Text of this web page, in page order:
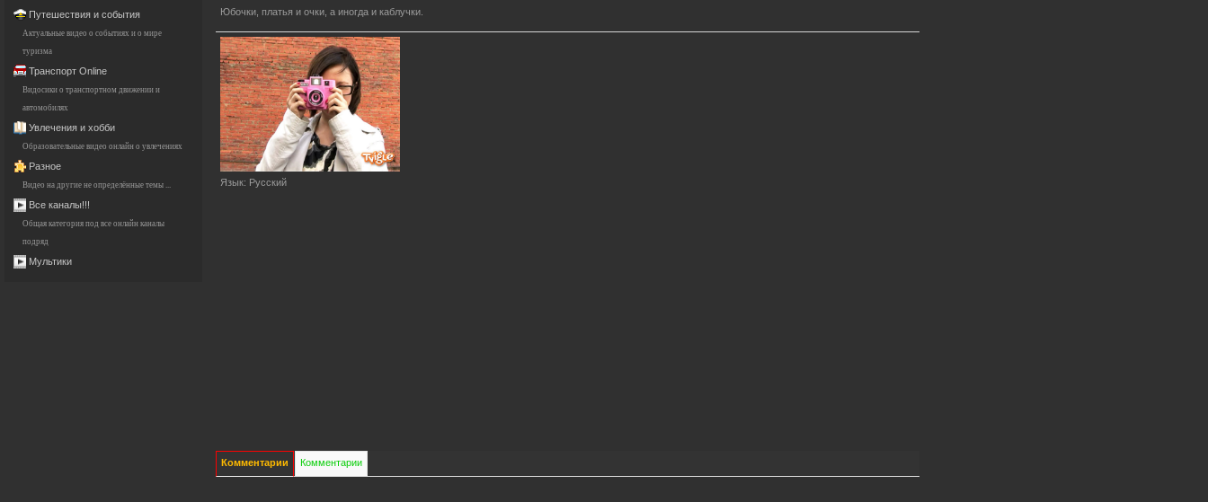
Путешествия и события
Актуальные видео о событиях и о мире
туризма
Транспорт Online
Видосики о транспортном движении и
автомобилях
Увлечения и хобби
Образовательные видео онлайн о увлечениях
Разное
Видео на другие не определённые темы ...
Все каналы!!!
Общая категория под все онлайн каналы
подряд
Мультики
Юбочки, платья и очки, а иногда и каблучки.
Язык: Русский
Комментарии Комментарии